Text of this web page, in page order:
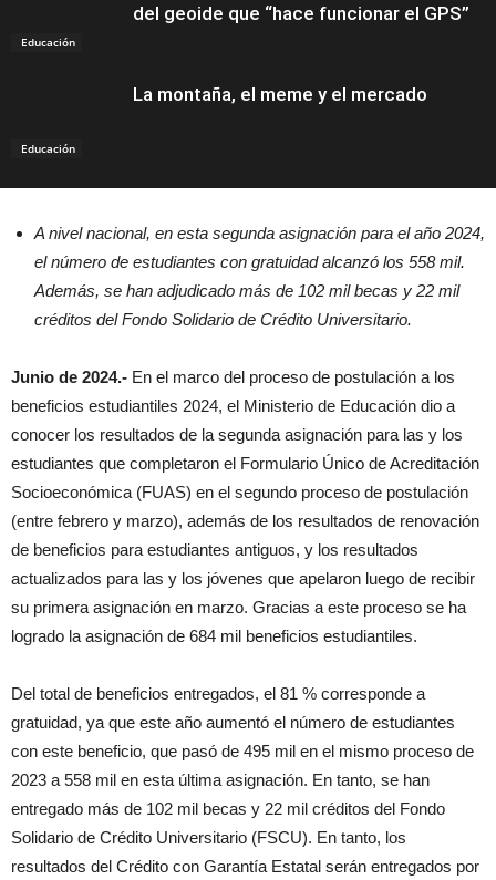
Educación
del geoide que “hace funcionar el GPS”
Educación
La montaña, el meme y el mercado
A nivel nacional, en esta segunda asignación para el año 2024,
el número de estudiantes con gratuidad alcanzó los 558 mil.
Además, se han adjudicado más de 102 mil becas y 22 mil
créditos del Fondo Solidario de Crédito Universitario.
Junio de 2024.- En el marco del proceso de postulación a los
beneficios estudiantiles 2024, el Ministerio de Educación dio a
conocer los resultados de la segunda asignación para las y los
estudiantes que completaron el Formulario Único de Acreditación
Socioeconómica (FUAS) en el segundo proceso de postulación
(entre febrero y marzo), además de los resultados de renovación
de beneficios para estudiantes antiguos, y los resultados
actualizados para las y los jóvenes que apelaron luego de recibir
su primera asignación en marzo. Gracias a este proceso se ha
logrado la asignación de 684 mil beneficios estudiantiles.
Del total de beneficios entregados, el 81 % corresponde a
gratuidad, ya que este año aumentó el número de estudiantes
con este beneficio, que pasó de 495 mil en el mismo proceso de
2023 a 558 mil en esta última asignación. En tanto, se han
entregado más de 102 mil becas y 22 mil créditos del Fondo
Solidario de Crédito Universitario (FSCU). En tanto, los
resultados del Crédito con Garantía Estatal serán entregados por